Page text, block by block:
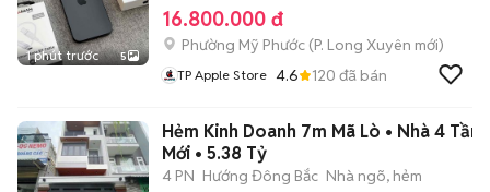
1 phút trước 5
16.800.000 đ
Phường Mỹ Phước (P. Long Xuyên mới)
TP Apple Store 4.6 120 đã bán
Hẻm Kinh Doanh 7m Mã Lò • Nhà 4 Tầng
Mới • 5.38 Tỷ
4 PN Hướng Đông Bắc Nhà ngõ, hẻm